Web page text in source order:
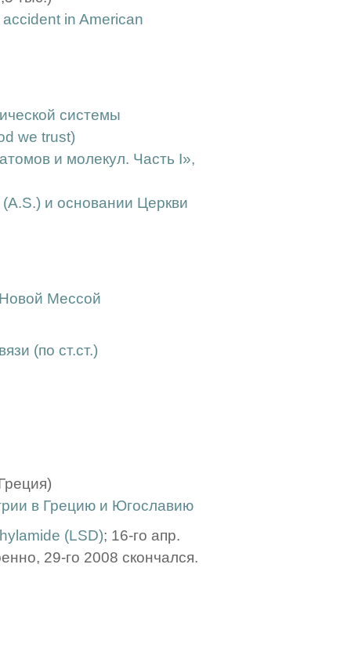
in American
системы
we trust)
и молекул. Часть I»,
и основании Церкви
Мессой
(по ст.ст.)
в Грецию и Югославию
(LSD); 16-го апр.
29-го 2008 скончался.